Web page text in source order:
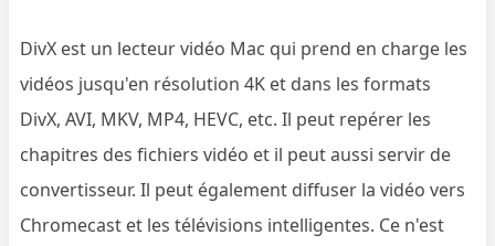
DivX est un lecteur vidéo Mac qui prend en charge les
vidéos jusqu'en résolution 4K et dans les formats
DivX, AVI, MKV, MP4, HEVC, etc. Il peut repérer les
chapitres des fichiers vidéo et il peut aussi servir de
convertisseur. Il peut également diffuser la vidéo vers
Chromecast et les télévisions intelligentes. Ce n'est